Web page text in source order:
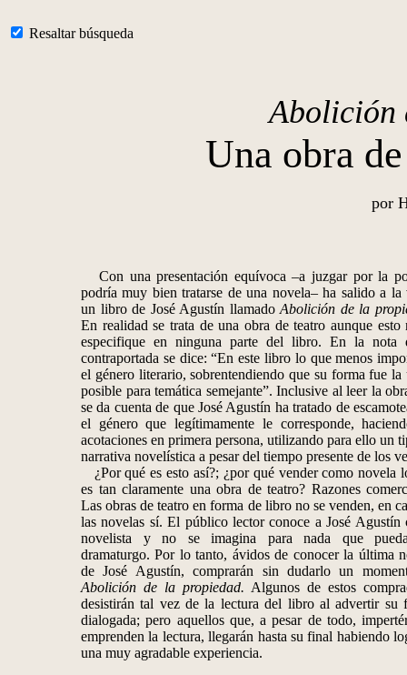
Resaltar búsqueda
Abolición
Una obra
por
Con una presentación equívoca –a juzgar por la
podría muy bien tratarse de una novela– ha salido a la
un libro de José Agustín llamadoAbolición de la
En realidad se trata de una obra de teatro aunque esto
especifique en ninguna parte del libro. En la nota
contraportada se dice: “En este libro lo que menos
el género literario, sobrentendiendo que su forma fue la
posible para temática semejante”. Inclusive al leer la
se da cuenta de que José Agustín ha tratado de
el género que legítimamente le corresponde,
acotaciones en primera persona, utilizando para ello un
narrativa novelística a pesar del tiempo presente de los
¿Por qué es esto así?; ¿por qué vender como novela
es tan claramente una obra de teatro? Razones
Las obras de teatro en forma de libro no se venden, en
las novelas sí. El público lector conoce a José Agustín
novelista y no se imagina para nada que
dramaturgo. Por lo tanto, ávidos de conocer la última
de José Agustín, comprarán sin dudarlo un
Abolición de la propiedad. Algunos de estos
desistirán tal vez de la lectura del libro al advertir su
dialogada; pero aquellos que, a pesar de todo,
emprenden la lectura, llegarán hasta su final habiendo
una muy agradable experiencia.